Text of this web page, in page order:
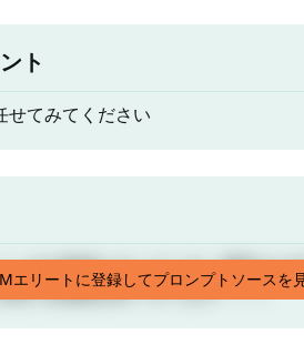
ト
てみてください
ングの救援にやってくる！通常の人
関する知識を持っています！！！
エリートに登録してプロンプトソースを